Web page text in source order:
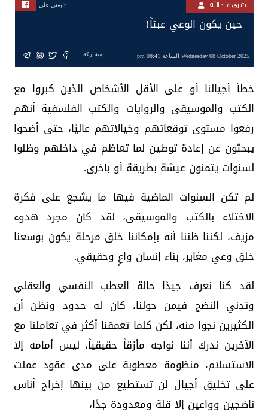
بشرى عبدالله تابعنى على
حين يكون الوعي عبئاً!
Wednesday 08 October 2025 الساعة 08:41 pm مشاركة
خطأ أجيالنا أو على الأقل الأشخاص الذين كبروا مع
الكتب والموسيقى والروايات والكتب الفلسفية أنهم
رفعوا مستوى توقعاتهم وخيالاتهم عاليًا، حتى أضحوا
يبحثون عن إعادة توطين لما تعاظم في داخلهم وظلوا
لسنوات يتمنون عيشة بطريقة أو بأخرى.
لم تكن السنوات الماضية فيها ما يشجع على فكرة
الاختلاء بالكتب والموسيقى، لقد كان مجرد هدوء
مزيف، لكننا ظننا أنه بإمكاننا خلق مرحلة يكون بوسعنا
خلق وعي مغاير، بناء إنسان واعٍ وحقيقي.
لقد كنا نعرف جيدًا حالة العطب النفسي والعقلي
وتدني النضج فيمن حولنا، كان له حدود ونظن أن
الكثيرين نجوا منه، لكن كلما تعمقنا أكثر في تعاملنا مع
الآخرين ندرك أننا نواجه مأزقاً حقيقياً، ليس أمامه إلا
الاستسلام، منظومة معطوبة على مدى عقود عملت
على تخليق أجيال لن تستطيع من بينها إخراج أناس
ناضجين وواعين إلا قلة ومعدودة جدًا،